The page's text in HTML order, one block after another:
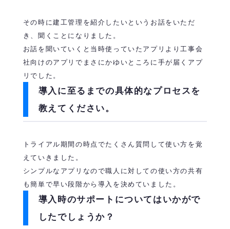
その時に建工管理を紹介したいというお話をいただ
き、聞くことになりました。
お話を聞いていくと当時使っていたアプリより工事会
社向けのアプリでまさにかゆいところに手が届くアプ
リでした。
導入に至るまでの具体的なプロセスを
教えてください。
トライアル期間の時点でたくさん質問して使い方を覚
えていきました。
シンプルなアプリなので職人に対しての使い方の共有
も簡単で早い段階から導入を決めていました。
導入時のサポートについてはいかがで
したでしょうか？